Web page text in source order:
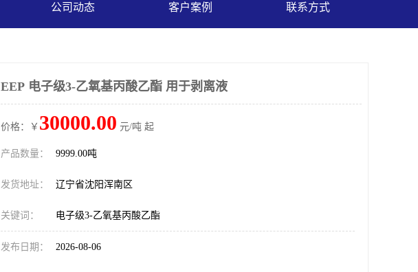
公司动态 客户案例 联系方式
EEP 电子级3-乙氧基丙酸乙酯 用于剥离液
价格：￥ 30000.00 元/吨 起
产品数量： 9999.00吨
发货地址： 辽宁省沈阳浑南区
关键词： 电子级3-乙氧基丙酸乙酯
发布日期： 2026-08-06